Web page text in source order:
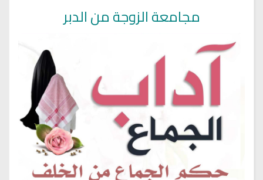
مجامعة الزوجة من الدبر